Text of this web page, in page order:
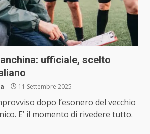
ufficiale, scelto
11 Settembre 2025
dopo l’esonero del vecchio
E’ il momento di rivedere tutto.